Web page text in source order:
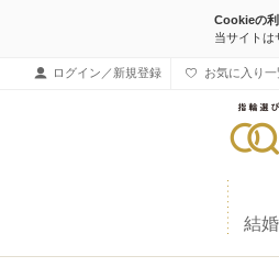
Cookieの
当サイトは
ログイン／新規登録 お気に入り一
結